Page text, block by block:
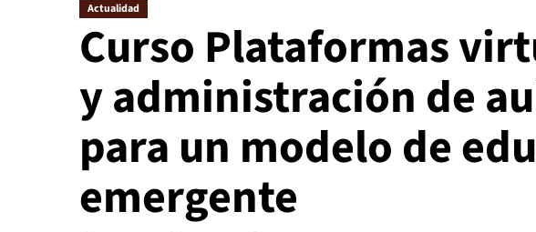
Actualidad
Curso Plataformas
y administración de
para un modelo de
emergente